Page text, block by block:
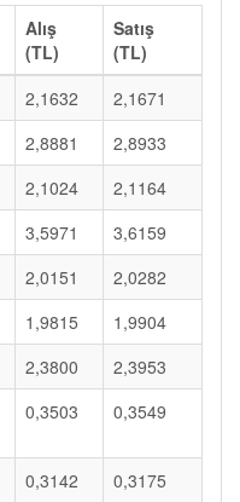
Alış
(TL)
Satış
(TL)
2,1632
2,1671
2,8881
2,8933
2,1024
2,1164
3,5971
3,6159
2,0151
2,0282
1,9815
1,9904
2,3800
2,3953
0,3503 0,3549
0,3142
0,3175